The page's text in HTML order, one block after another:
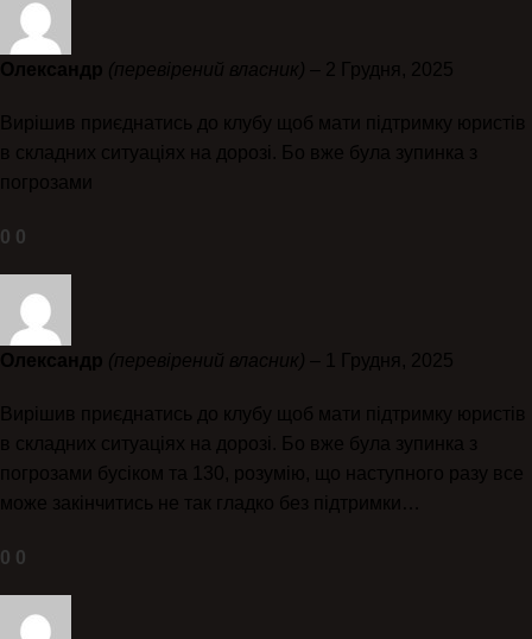
Олександр (перевірений власник) – 2 Грудня, 2025
Вирішив приєднатись до клубу щоб мати підтримку юристів
в складних ситуаціях на дорозі. Бо вже була зупинка з
погрозами
0 0
Олександр (перевірений власник) – 1 Грудня, 2025
Вирішив приєднатись до клубу щоб мати підтримку юристів
в складних ситуаціях на дорозі. Бо вже була зупинка з
погрозами бусіком та 130, розумію, що наступного разу все
може закінчитись не так гладко без підтримки…
0 0